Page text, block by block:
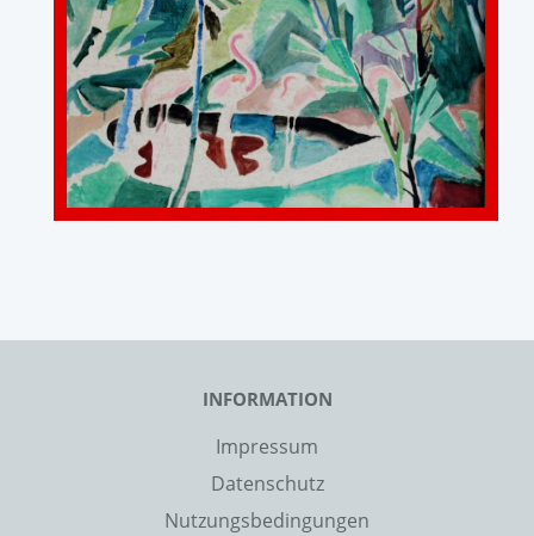
INFORMATION
Impressum
Datenschutz
Nutzungsbedingungen